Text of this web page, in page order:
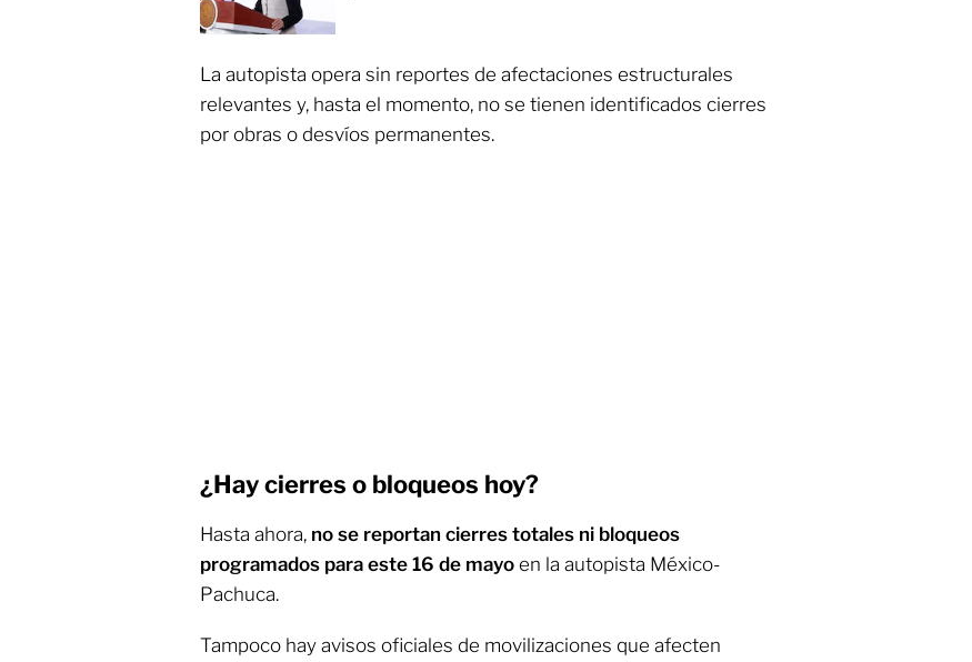
La autopista opera sin reportes de afectaciones estructurales
relevantes y, hasta el momento, no se tienen identificados cierres
por obras o desvíos permanentes.
¿Hay cierres o bloqueos hoy?
Hasta ahora, no se reportan cierres totales ni bloqueos
programados para este 16 de mayo en la autopista México-
Pachuca.
Tampoco hay avisos oficiales de movilizaciones que afecten